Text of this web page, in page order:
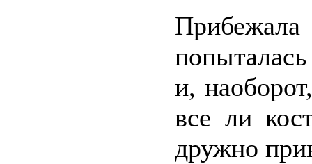
и,
все ли
дружно